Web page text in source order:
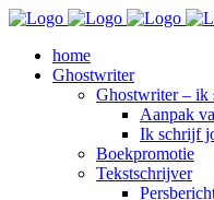
home
Ghostwriter
Ghostwriter –
Aanpak
Ik schrijf
Boekpromotie
Tekstschrijver